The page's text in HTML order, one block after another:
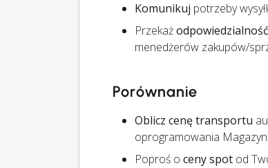
Komunikuj potrzeby
Przekażodpowiedzialność
menedżerów zakupów/
Porównanie
Oblicz cenę transportu
oprogramowania
Poproś o ceny spot od